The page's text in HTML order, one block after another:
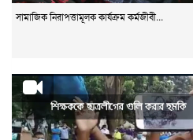
সামাজিক নিরাপত্তামূলক কার্যক্রম কর্মজীবী...